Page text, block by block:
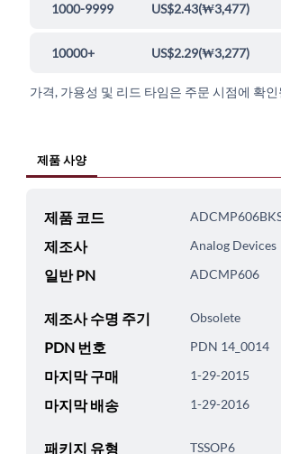
1000-9999 US$2.43(₩3,477)
10000+ US$2.29(₩3,277)
가격, 가용성 및 리드 타임은 주문 시점에 확
제품 사양
제품 코드
제조사 Analog Devices
일반 PN ADCMP606
제조사 수명 주기 Obsolete
PDN 번호 PDN 14_0014
마지막 구매 1-29-2015
마지막 배송 1-29-2016
패키지 유형 TSSOP6